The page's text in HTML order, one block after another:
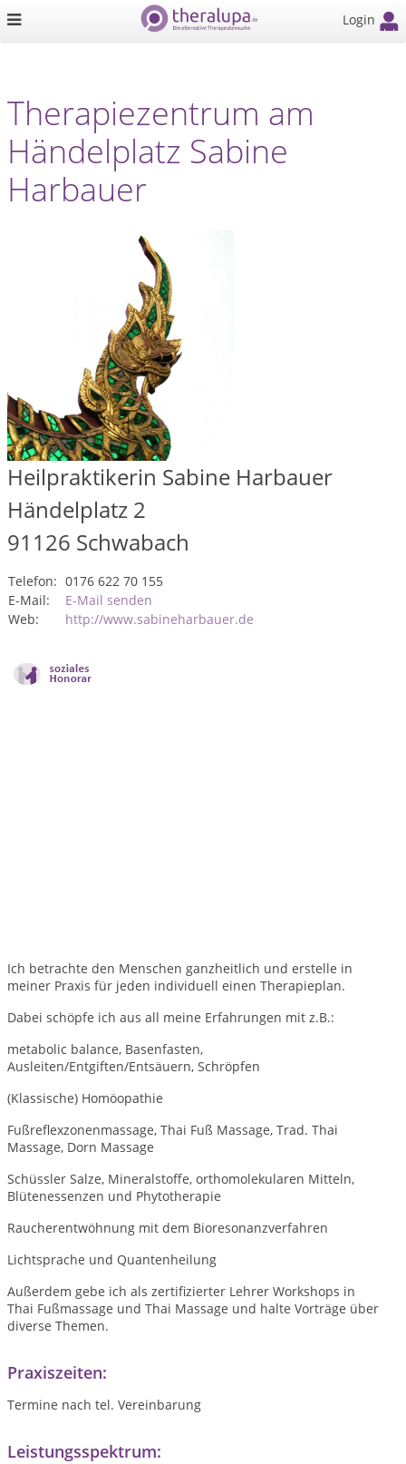
Login
Therapiezentrum am
Händelplatz Sabine
Harbauer
Heilpraktikerin Sabine Harbauer
Händelplatz 2
91126 Schwabach
Telefon: 0176 622 70 155
E-Mail:
E-Mail senden
Web:
http://www.sabineharbauer.de
Ich betrachte den Menschen ganzheitlich und erstelle in
meiner Praxis für jeden individuell einen Therapieplan.
Dabei schöpfe ich aus all meine Erfahrungen mit z.B.:
metabolic balance, Basenfasten,
Ausleiten/Entgiften/Entsäuern, Schröpfen
(Klassische) Homöopathie
Fußreflexzonenmassage, Thai Fuß Massage, Trad. Thai
Massage, Dorn Massage
Schüssler Salze, Mineralstoffe, orthomolekularen Mitteln,
Blütenessenzen und Phytotherapie
Raucherentwöhnung mit dem Bioresonanzverfahren
Lichtsprache und Quantenheilung
Außerdem gebe ich als zertifizierter Lehrer Workshops in
Thai Fußmassage und Thai Massage und halte Vorträge über
diverse Themen.
Praxiszeiten:
Termine nach tel. Vereinbarung
Leistungsspektrum: